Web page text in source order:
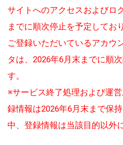
サイトへのアクセスおよびロ
までに順次停止を予定してお
ご登録いただいているアカウ
タは、2026年6月末までに順
す。
※サービス終了処理および運
録情報は2026年6月末まで保
中、登録情報は当該目的以外